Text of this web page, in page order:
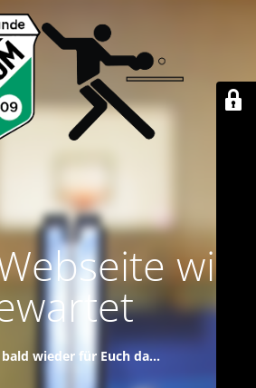
wird
wieder für Euch da...